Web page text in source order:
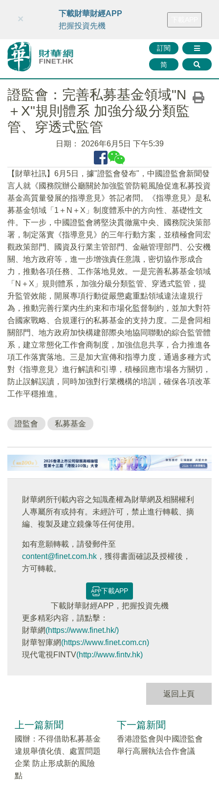
財華智庫網 FINTV FINMETA 財華證券 媒體矩陣
訂閱
简
×
下載財華財經APP
把握投資先機
證監會：完善私募基金領域"N
＋X"規則體系 加強分級分類監
管、穿透式監管
日期： 2026年6月5日 下午5:39
【財華社訊】6月5日，據"證監會發布"，中國證監會新聞發
言人就《國務院辦公廳關於加強監管防範風險促進私募投資
基金高質量發展的指導意見》答記者問。《指導意見》是私
募基金領域「1＋N＋X」制度體系中的方向性、基礎性文
件。下一步，中國證監會將堅決貫徹黨中央、國務院決策部
署，制定落實《指導意見》的三年行動方案，並積極會同宏
觀政策部門、國資及行業主管部門、金融管理部門、公安機
關、地方政府等，進一步增強責任意識，密切協作形成合
力，推動各項任務、工作落地見效。一是完善私募基金領域
「N＋X」規則體系，加強分級分類監管、穿透式監管，提
升監管效能，開展專項行動從嚴懲處重點領域違法違規行
為，推動完善行業內生約束和市場化監督制約，並加大對符
合國家戰略、合規運行的私募基金的支持力度。二是會同相
關部門、地方政府加快構建部際央地協同聯動的綜合監管體
系，建立常態化工作會商制度，加強信息共享，合力推進各
項工作落實落地。三是加大宣傳和指導力度，通過多種方式
對《指導意見》進行解讀和引導，積極回應市場各方關切，
防止誤解誤讀，同時加強對行業機構的培訓，確保各項改革
工作平穩推進。
證監會 私募基金
財華網所刊載內容之知識產權為財華網及相關權利
人專屬所有或持有。未經許可，禁止進行轉載、摘
編、複製及建立鏡像等任何使用。
如有意願轉載，請發郵件至
content@finet.com.hk ，獲得書面確認及授權後，
方可轉載。
下載APP
下載財華財經APP，把握投資先機
更多精彩内容，請點擊：
財華網(https://www.finet.hk/)
財華智庫網(https://www.finet.com.cn)
現代電視FINTV(http://www.fintv.hk)
返回上頁
上一篇新聞
國辦：不得借助私募基金
違規舉債化債、處置問題
企業 防止形成新的風險
點
下一篇新聞
香港證監會與中國證監會
舉行高層執法合作會議